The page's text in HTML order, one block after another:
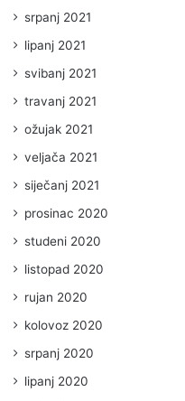
srpanj 2021
lipanj 2021
svibanj 2021
travanj 2021
ožujak 2021
veljača 2021
siječanj 2021
prosinac 2020
studeni 2020
listopad 2020
rujan 2020
kolovoz 2020
srpanj 2020
lipanj 2020